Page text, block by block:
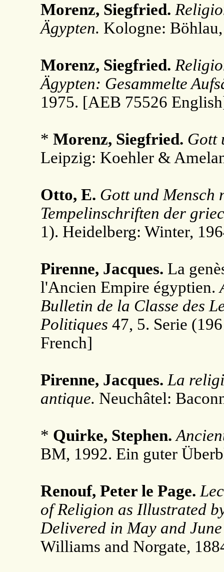
Morenz, Siegfried.
Ägypten. Kologne:
Morenz, Siegfried.
Ägypten: Gesammelte
1975. [AEB 75526
* Morenz, Siegfried. Gott
Leipzig: Koehler &
Otto, E. Gott und Mensch
Tempelinschriften der
1). Heidelberg: Winter,
Pirenne, Jacques. La
l'Ancien Empire égyptien.
Bulletin de la Classe des
Politiques 47, 5. Serie
French]
Pirenne, Jacques. La
antique. Neuchâtel:
* Quirke, Stephen.
BM, 1992. Ein guter
Renouf, Peter le Page.
of Religion as Illustrated
Delivered in May and
Williams and Norgate,